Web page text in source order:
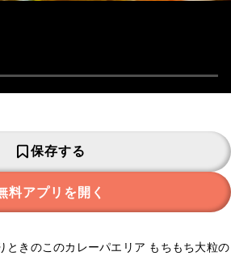
保存する
料アプリを開く
ときのこのカレーパエリア もちもち大粒の